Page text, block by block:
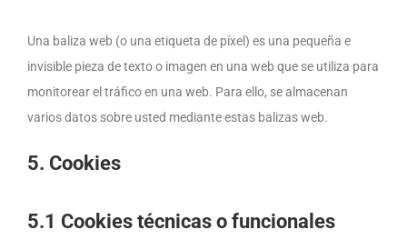
Una baliza web (o una etiqueta de píxel) es una pequeña e
invisible pieza de texto o imagen en una web que se utiliza para
monitorear el tráfico en una web. Para ello, se almacenan
varios datos sobre usted mediante estas balizas web.
5. Cookies
5.1 Cookies técnicas o funcionales